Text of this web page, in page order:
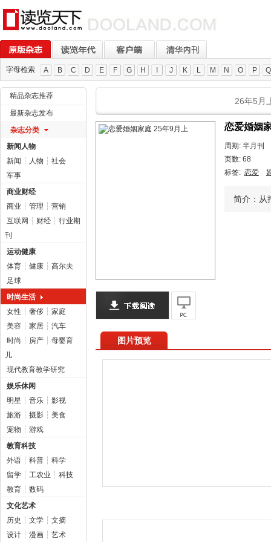
字母检索 A B C D E F G H J K L M N O P Q
精品杂志推荐
最新杂志发布
杂志分类
新闻人物
新闻 ┆ 人物 ┆ 社会
军事
商业财经
商业 ┆ 管理 ┆ 营销
互联网 ┆ 财经 ┆ 行业期
刊
运动健康
体育 ┆ 健康 ┆ 高尔夫
足球
时尚生活
女性 ┆ 奢侈 ┆ 家庭
美容 ┆ 家居 ┆ 汽车
时尚 ┆ 房产 ┆ 母婴育
儿
现代教育教学研究
娱乐休闲
明星 ┆ 音乐 ┆ 影视
旅游 ┆ 摄影 ┆ 美食
宠物 ┆ 游戏
教育科技
外语 ┆ 科普 ┆ 科学
留学 ┆ 工农业 ┆ 科技
教育 ┆ 数码
文化艺术
历史 ┆ 文学 ┆ 文摘
设计 ┆ 漫画 ┆ 艺术
26年5月
恋爱婚姻
周期: 半月刊
页数: 68
标签: 恋爱
简介：从
图片预览